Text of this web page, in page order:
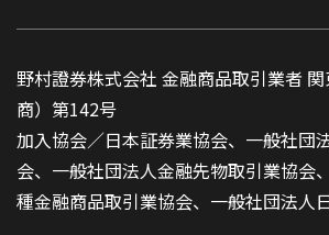
野村證券株式会社 金融商品取引業者
商）第142号
加入協会／日本証券業協会、一般社団
会、一般社団法人金融先物取引業協会
種金融商品取引業協会、一般社団法人